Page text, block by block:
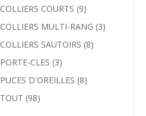
COLLIERS COURTS (9)
COLLIERS MULTI-RANG (3)
COLLIERS SAUTOIRS (8)
PORTE-CLES (3)
PUCES D'OREILLES (8)
TOUT (98)